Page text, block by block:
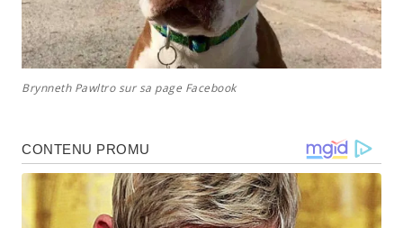
Brynneth Pawltro sur sa page Facebook